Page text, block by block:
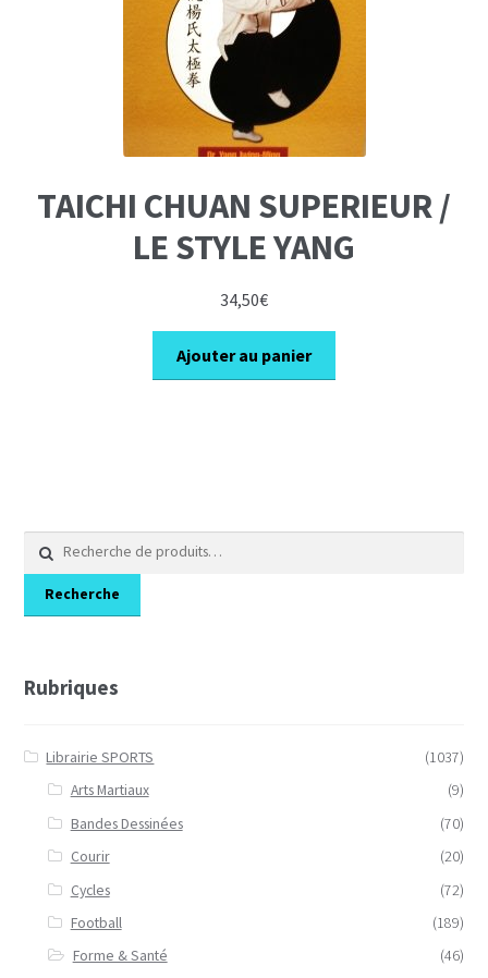
TAICHI CHUAN SUPERIEUR /
LE STYLE YANG
34,50€
Ajouter au panier
Recherche
pour :
Recherche
Rubriques
Librairie SPORTS
(1037)
Arts Martiaux
(9)
Bandes Dessinées
(70)
Courir
(20)
Cycles
(72)
Football
(189)
Forme & Santé
(46)